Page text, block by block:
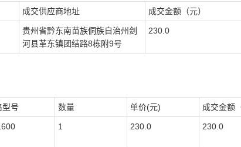
成交供应商地址 成交金额（元）
贵州省黔东南苗族侗族自治州剑
河县革东镇团结路8栋附9号
230.0
型号 数量 单价(元) 成交金额
1 230.0 230.0